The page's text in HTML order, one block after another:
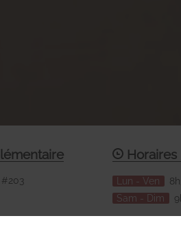
Lun - Ven
Sam - Dim